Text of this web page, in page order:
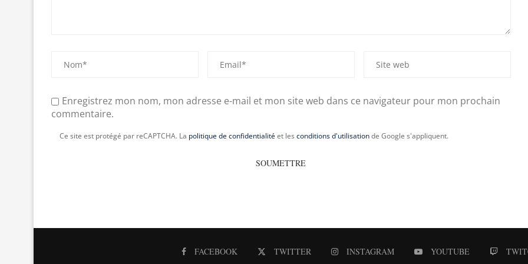
Enregistrez mon nom, mon adresse e-mail et mon site web dans ce navigateur pour mon prochain
commentaire.
Ce site est protégé par reCAPTCHA. La politique de confidentialitéet les conditions d'utilisationde Google s'appliquent.
FACEBOOK TWITTER INSTAGRAM YOUTUBE